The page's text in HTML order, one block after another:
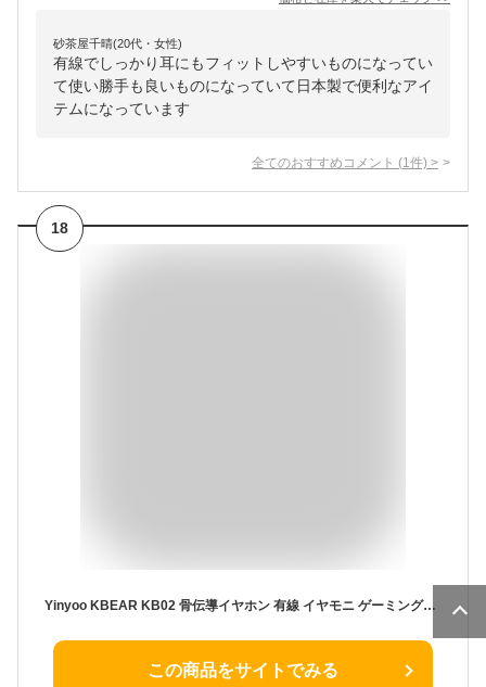
砂茶屋千晴(20代・女性)
有線でしっかり耳にもフィットしやすいものになってい
て使い勝手も良いものになっていて日本製で便利なアイ
テムになっています
全てのおすすめコメント (1 件) >
18
Yinyoo KBEAR KB02 骨伝導イヤホン 有線 イヤモニ ゲーミングイヤホン 有線 インイヤーモニター 10mmベリリウムダイナミック/純粋な繊細な樹脂シェル/手磨きとオイルスプレー/骨伝導ユニットとHIFIイヤホンの完璧な組み合わせ/りケーブル可能のデザイン 在宅勤務/配信/通勤/通学/スポ一ツ/音楽モニター用（ブルー）
この商品をサイトでみる